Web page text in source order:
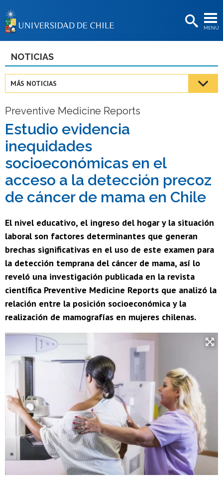
MENÚ
BIBLIOTECAS
Estudiantes
Académicas/os
Funcionarias/os
Egresadas/os
NOTICIAS
MÁS NOTICIAS
Preventive Medicine Reports
Estudio evidencia
inequidades
socioeconómicas en el
acceso a la detección precoz
de cáncer de mama en Chile
El nivel educativo, el ingreso del hogar y la situación
laboral son factores determinantes que generan
brechas significativas en el uso de este examen para
la detección temprana del cáncer de mama, así lo
reveló una investigación publicada en la revista
científica Preventive Medicine Reports que analizó la
relación entre la posición socioeconómica y la
realización de mamografías en mujeres chilenas.